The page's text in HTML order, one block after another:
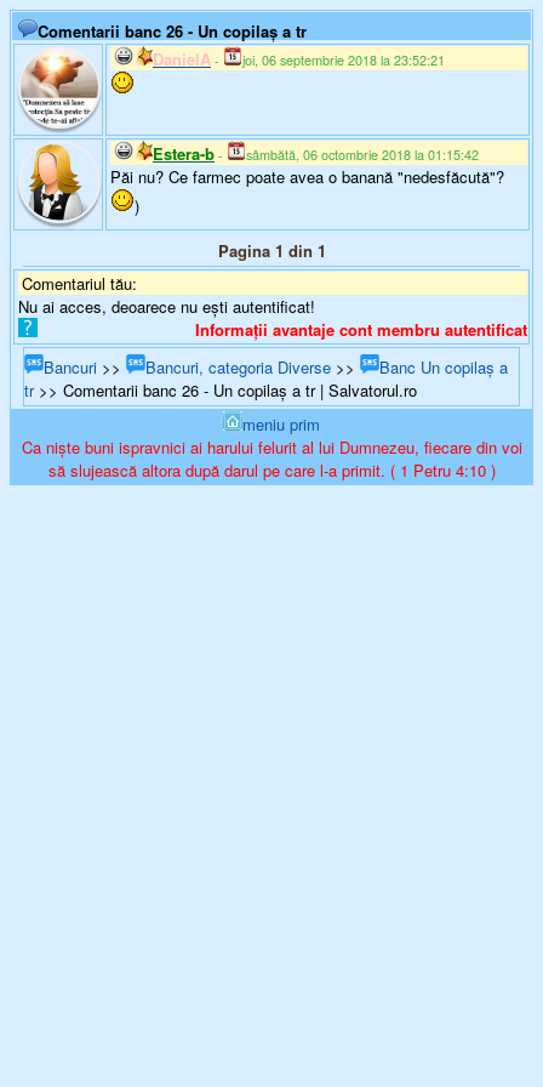
Comentarii banc 26 - Un copilaş a tr
DanielA - joi, 06 septembrie 2018 la 23:52:21
Estera-b - sâmbătă, 06 octombrie 2018 la 01:15:42
Păi nu? Ce farmec poate avea o banană "nedesfăcută"?
)
Pagina 1 din 1
Comentariul tău:
Nu ai acces, deoarece nu ești autentificat!
Informații avantaje cont membru autentificat
Bancuri >> Bancuri, categoria Diverse >>
Banc Un copilaş a
tr>> Comentarii banc 26 - Un copilaş a tr | Salvatorul.ro
meniu prim
Ca niște buni ispravnici ai harului felurit al lui Dumnezeu, fiecare din voi
să slujească altora după darul pe care l-a primit. ( 1 Petru 4:10 )